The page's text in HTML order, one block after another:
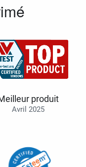
produit
Avril 2025